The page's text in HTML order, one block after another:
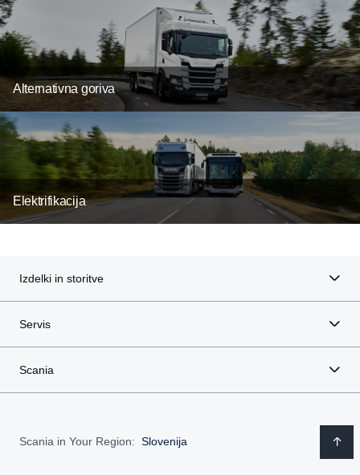
Alternativna goriva
Elektrifikacija
Izdelki in storitve
Servis
Scania
Scania in Your Region: Slovenija